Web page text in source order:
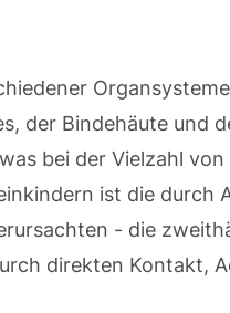
der Bindehäute und
bei der Vielzahl von
ist die durch
- die
direkten Kontakt,